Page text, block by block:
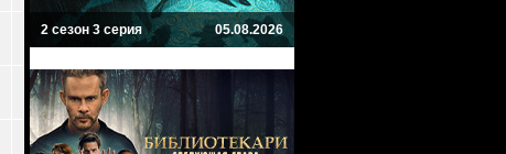
2 сезон 3 серия 05.08.2026